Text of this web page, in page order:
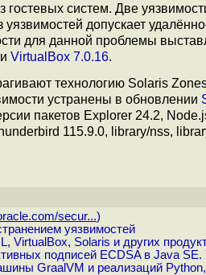
гостевых систем. Две
уязвимостей допускает
для данной проблемы
VirtualBox 7.0.16.
технологию Solaris
устранены в обновлении
пакетов Explorer 24.2,
115.9.0, library/nss,
secur...)
уязвимостей
Solaris и других
подписей ECDSA в Java
GraalVM и реализаций